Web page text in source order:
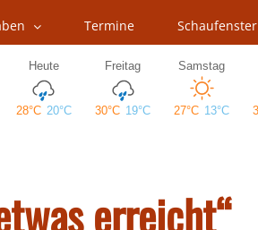
Termine Schaufenster
erreicht“